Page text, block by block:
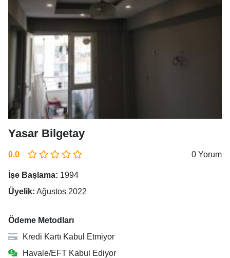
Yasar Bilgetay
0.0 0 Yorum
İşe Başlama: 1994
Üyelik: Ağustos 2022
Ödeme Metodları
Kredi Kartı Kabul Etmiyor
Havale/EFT Kabul Ediyor